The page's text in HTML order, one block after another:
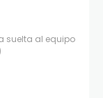
suelta al equipo